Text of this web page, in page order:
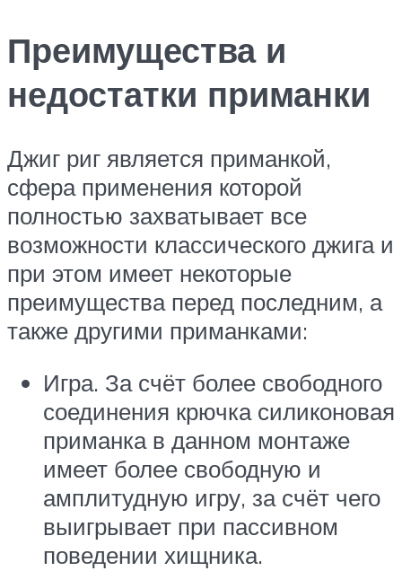
Преимущества и
недостатки приманки
Джиг риг является приманкой,
сфера применения которой
полностью захватывает все
возможности классического джига и
при этом имеет некоторые
преимущества перед последним, а
также другими приманками:
Игра. За счёт более свободного
соединения крючка силиконовая
приманка в данном монтаже
имеет более свободную и
амплитудную игру, за счёт чего
выигрывает при пассивном
поведении хищника.